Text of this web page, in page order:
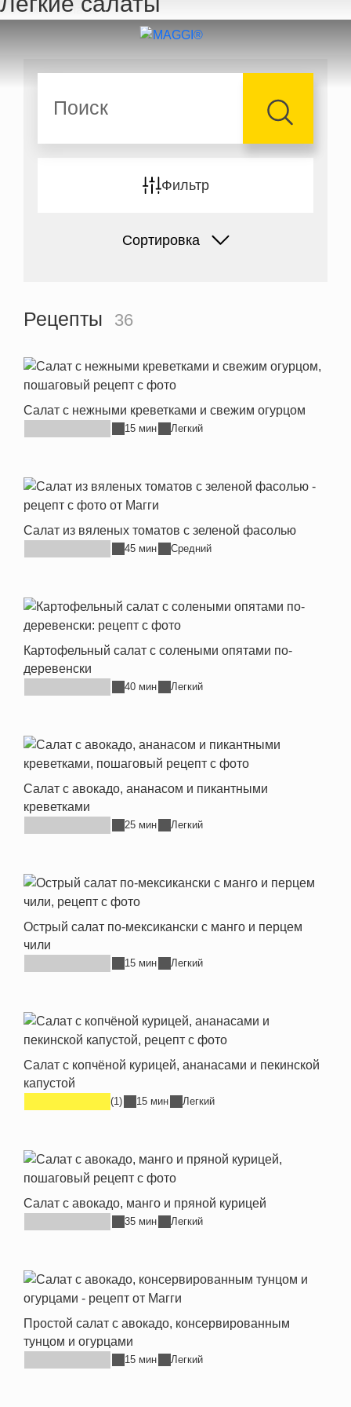
Перейти к основному содержанию
Фильтр
Сортировка
Рецепты 36
Салат с нежными креветками и свежим огурцом
15 мин Легкий
Салат из вяленых томатов с зеленой фасолью
45 мин Средний
Картофельный салат с солеными опятами по-
деревенски
40 мин Легкий
Салат с авокадо, ананасом и пикантными
креветками
25 мин Легкий
Острый салат по-мексикански с манго и перцем
чили
15 мин Легкий
Салат с копчёной курицей, ананасами и пекинской
капустой
(1) 15 мин Легкий
Салат с авокадо, манго и пряной курицей
35 мин Легкий
Простой салат с авокадо, консервированным
тунцом и огурцами
15 мин Легкий